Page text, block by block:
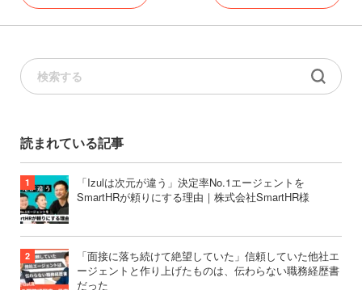
読まれている記事
「Izulは次元が違う」決定率No.1エージェントを
SmartHRが頼りにする理由｜株式会社SmartHR様
「面接に落ち続けて絶望していた」信頼していた他社エ
ージェントと作り上げたものは、伝わらない職務経歴書
だった